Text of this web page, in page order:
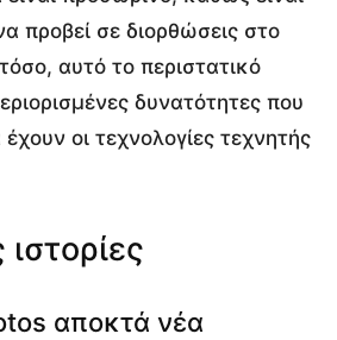
προβεί σε διορθώσεις στο
αυτό το περιστατικό
δυνατότητες που
οι τεχνολογίες τεχνητής
αποκτά νέα